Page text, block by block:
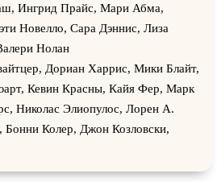
Ингрид Прайс, Мари Абма,
Новелло, Сара Дэннис, Лиза
Нолан
Дориан Харрис, Мики Блайт,
Кевин Красны, Кайя Фер, Марк
Николас Элиопулос, Лорен А.
Колер, Джон Козловски,